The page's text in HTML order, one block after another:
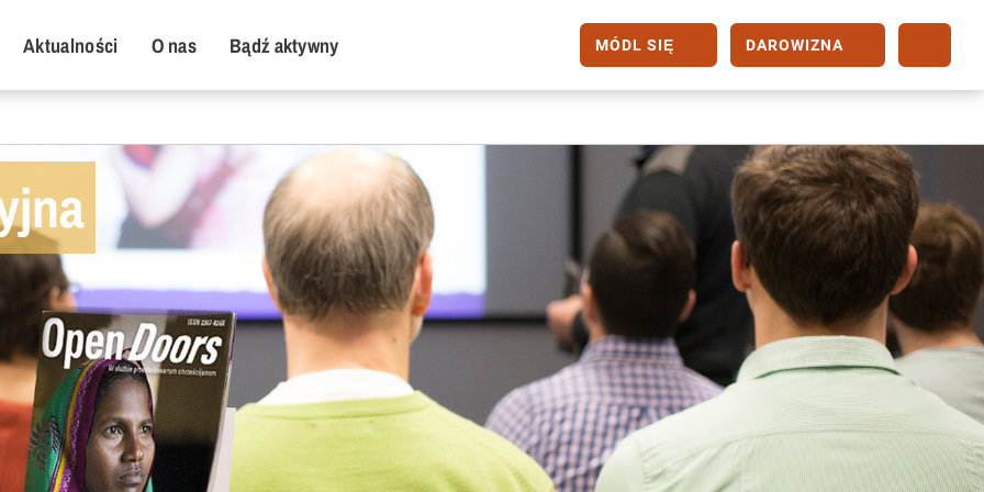
Aktualności O nas Bądź aktywny MÓDL SIĘ DAROWIZNA